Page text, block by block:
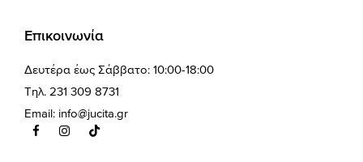
Επικοινωνία
Δευτέρα έως Σάββατο: 10:00-18:00
Τηλ. 231 309 8731
Email: info@jucita.gr